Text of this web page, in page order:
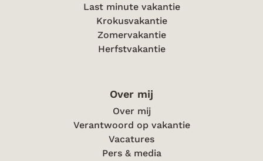
Last minute vakantie
Krokusvakantie
Zomervakantie
Herfstvakantie
Over mij
Over mij
Verantwoord op vakantie
Vacatures
Pers & media